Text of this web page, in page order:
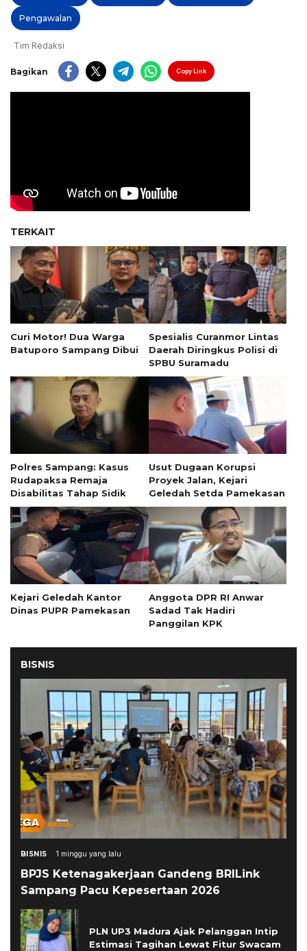
Pengawalan
Tim Redaksi
Bagikan Copy Link
TERKAIT
Curi Motor! Dua Warga
Batuporo Sampang Dibui
Spesialis Curanmor Lintas
Daerah Diringkus Polisi di
SPBU Suramadu
Polres Sampang: Kasus
Rudapaksa Remaja
Disabilitas Tahap Sidik
Usut Dugaan Korupsi
Proyek Jalan, Kejari
Geledah Setda Pamekasan
Kejari Geledah Kantor
Dinas PUPR Pamekasan
Anggota DPR RI Anwar
Sadad Tak Hadiri
Panggilan KPK
BISNIS
BISNIS 1 minggu yang lalu
BPJS Ketenagakerjaan Gandeng BRILink
Sampang Pacu Kepesertaan 2026
PLN UP3 Madura Ajak Pelanggan Intip
Estimasi Tagihan Lewat Fitur Swacam